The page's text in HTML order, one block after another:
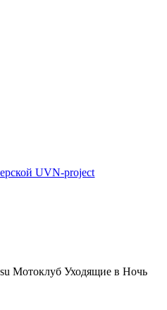
UVN-project
Мотоклуб Уходящие в Ночь